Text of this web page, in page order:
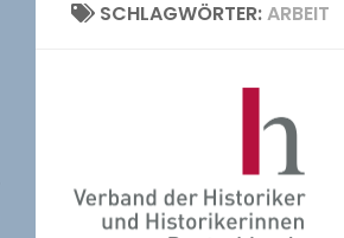
SCHLAGWÖRTER:ARBEIT